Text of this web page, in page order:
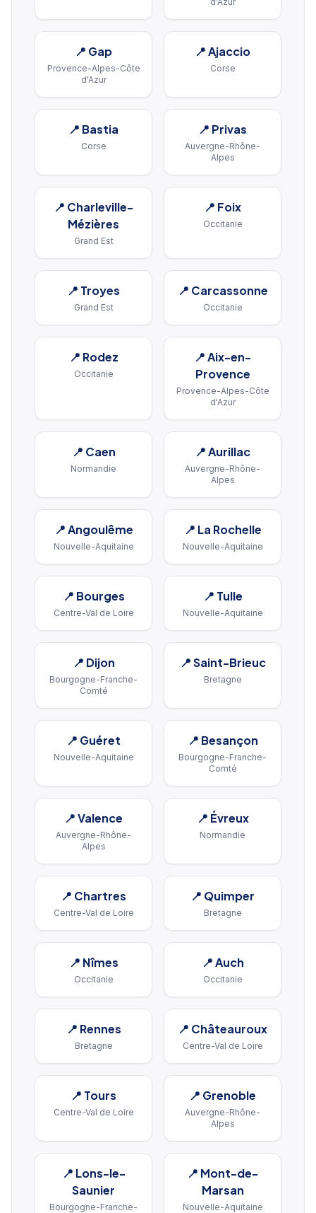
📍 Gap
Provence-Alpes-Côte
d'Azur
📍Ajaccio
Corse
📍 Bastia
Corse
📍 Privas
Auvergne-Rhône-
Alpes
📍 Charleville-
Mézières
Grand Est
📍 Foix
Occitanie
📍 Troyes
Grand Est
📍 Carcassonne
Occitanie
📍 Rodez
Occitanie
📍Aix-en-
Provence
Provence-Alpes-Côte
d'Azur
📍 Caen
Normandie
📍Aurillac
Auvergne-Rhône-
Alpes
📍Angoulême
Nouvelle-Aquitaine
📍 La Rochelle
Nouvelle-Aquitaine
📍 Bourges
Centre-Val de Loire
📍 Tulle
Nouvelle-Aquitaine
📍 Dijon
Bourgogne-Franche-
Comté
📍Saint-Brieuc
Bretagne
📍 Guéret
Nouvelle-Aquitaine
📍 Besançon
Bourgogne-Franche-
Comté
📍Valence
Auvergne-Rhône-
Alpes
📍 Évreux
Normandie
📍 Chartres
Centre-Val de Loire
📍 Quimper
Bretagne
📍 Nîmes
Occitanie
📍Auch
Occitanie
📍 Rennes
Bretagne
📍 Châteauroux
Centre-Val de Loire
📍 Tours
Centre-Val de Loire
📍 Grenoble
Auvergne-Rhône-
Alpes
📍 Lons-le-
Saunier
Bourgogne-Franche-
📍 Mont-de-
Marsan
Nouvelle-Aquitaine